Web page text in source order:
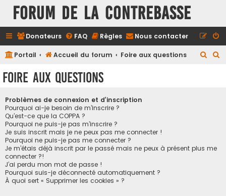
FORUM DE LA CONTREBASSE
Donateurs FAQ Règles Nous contacter
Portail Accueil du forum Foire aux questions
h
Foire aux questions
Problèmes de connexion et d’inscription
Pourquoi ai-je besoin de m’inscrire ?
Qu’est-ce que la COPPA ?
Pourquoi ne puis-je pas m’inscrire ?
Je suis inscrit mais je ne peux pas me connecter !
Pourquoi ne puis-je pas me connecter ?
Je m’étais déjà inscrit par le passé mais ne peux à présent plus me
connecter ?!
J’ai perdu mon mot de passe !
Pourquoi suis-je déconnecté automatiquement ?
À quoi sert « Supprimer les cookies » ?